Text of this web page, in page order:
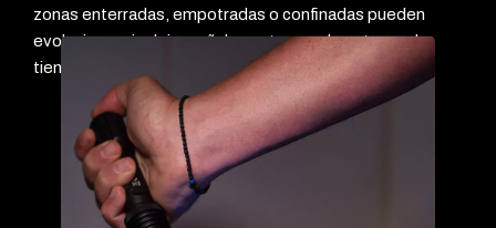
zonas enterradas, empotradas o confinadas pueden
evolucionar sin dejar señales externas durante mucho
tiempo.